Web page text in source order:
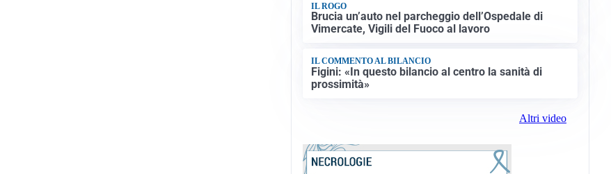
IL ROGO
Brucia un’auto nel parcheggio dell’Ospedale di
Vimercate, Vigili del Fuoco al lavoro
IL COMMENTO AL BILANCIO
Figini: «In questo bilancio al centro la sanità di
prossimità»
Altri video